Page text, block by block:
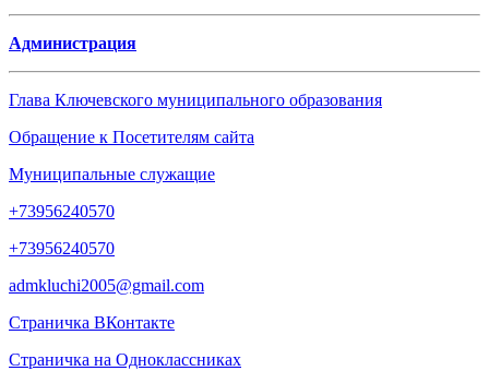
Администрация
Глава Ключевского муниципального образования
Обращение к Посетителям сайта
Муниципальные служащие
+73956240570
+73956240570
admkluchi2005@gmail.com
Страничка ВКонтакте
Страничка на Одноклассниках